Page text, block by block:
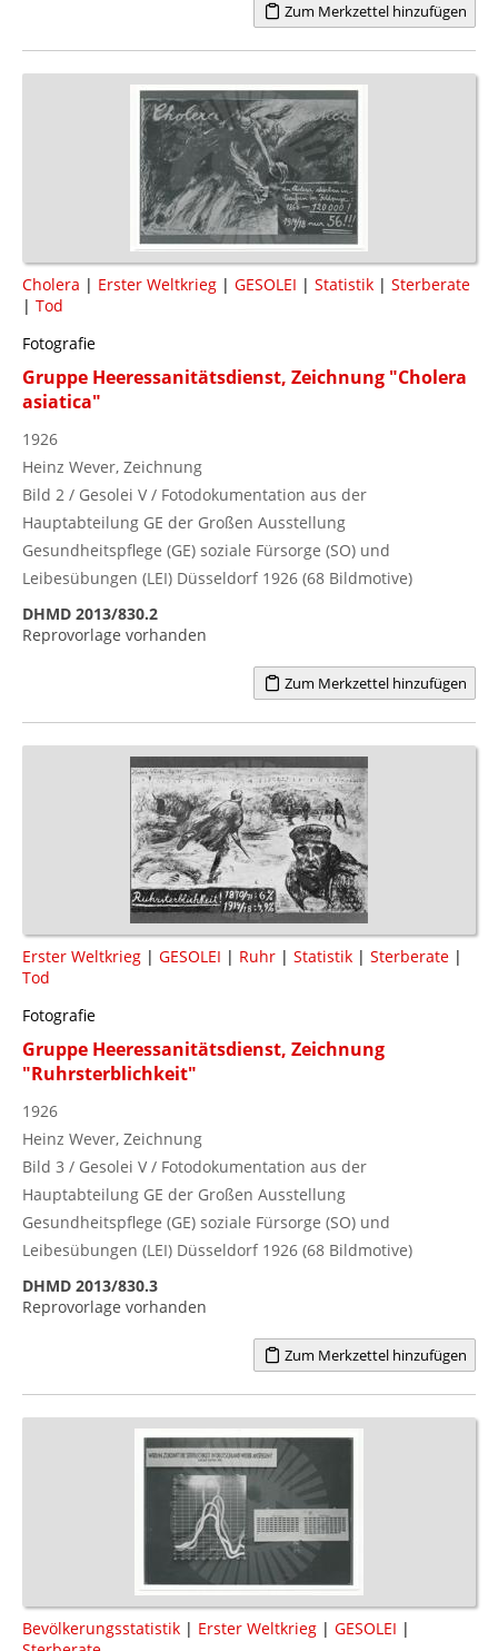
Zum Merkzettel hinzufügen
Cholera | Erster Weltkrieg | GESOLEI | Statistik | Sterberate
| Tod
Fotografie
Gruppe Heeressanitätsdienst, Zeichnung "Cholera
asiatica"
1926
Heinz Wever, Zeichnung
Bild 2 / Gesolei V / Fotodokumentation aus der
Hauptabteilung GE der Großen Ausstellung
Gesundheitspflege (GE) soziale Fürsorge (SO) und
Leibesübungen (LEI) Düsseldorf 1926 (68 Bildmotive)
DHMD 2013/830.2
Reprovorlage vorhanden
Zum Merkzettel hinzufügen
Erster Weltkrieg | GESOLEI | Ruhr | Statistik | Sterberate |
Tod
Fotografie
Gruppe Heeressanitätsdienst, Zeichnung
"Ruhrsterblichkeit"
1926
Heinz Wever, Zeichnung
Bild 3 / Gesolei V / Fotodokumentation aus der
Hauptabteilung GE der Großen Ausstellung
Gesundheitspflege (GE) soziale Fürsorge (SO) und
Leibesübungen (LEI) Düsseldorf 1926 (68 Bildmotive)
DHMD 2013/830.3
Reprovorlage vorhanden
Zum Merkzettel hinzufügen
Bevölkerungsstatistik | Erster Weltkrieg | GESOLEI |